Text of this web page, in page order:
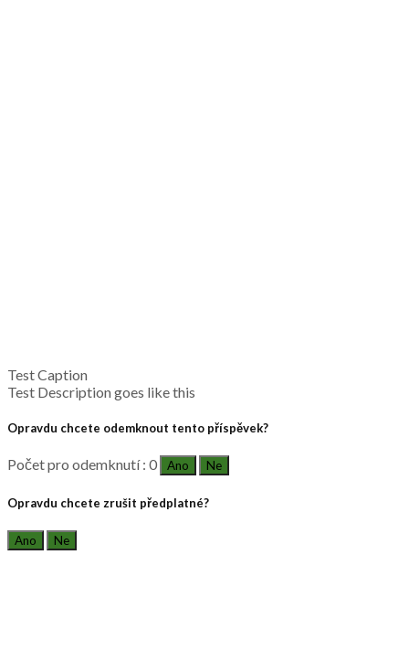
Test Caption
Test Description goes like this
Opravdu chcete odemknout tento příspěvek?
Počet pro odemknutí : 0 Ano Ne
Opravdu chcete zrušit předplatné?
Ano Ne